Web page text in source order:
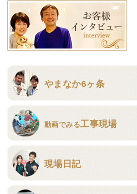
やまなか6ヶ条
動画でみる工事現場
現場日記